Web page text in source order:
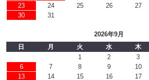
23
24 25 26 27
30
31
2026年9月
日
月 火 水 木
1
2 3
6
7 8 9 10
13
14 15 16 17